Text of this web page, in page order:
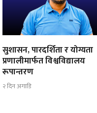
सुशासन, पारदर्शिता र योग्यता
प्रणालीमार्फत विश्वविद्यालय
रूपान्तरण
२ दिन अगाडि